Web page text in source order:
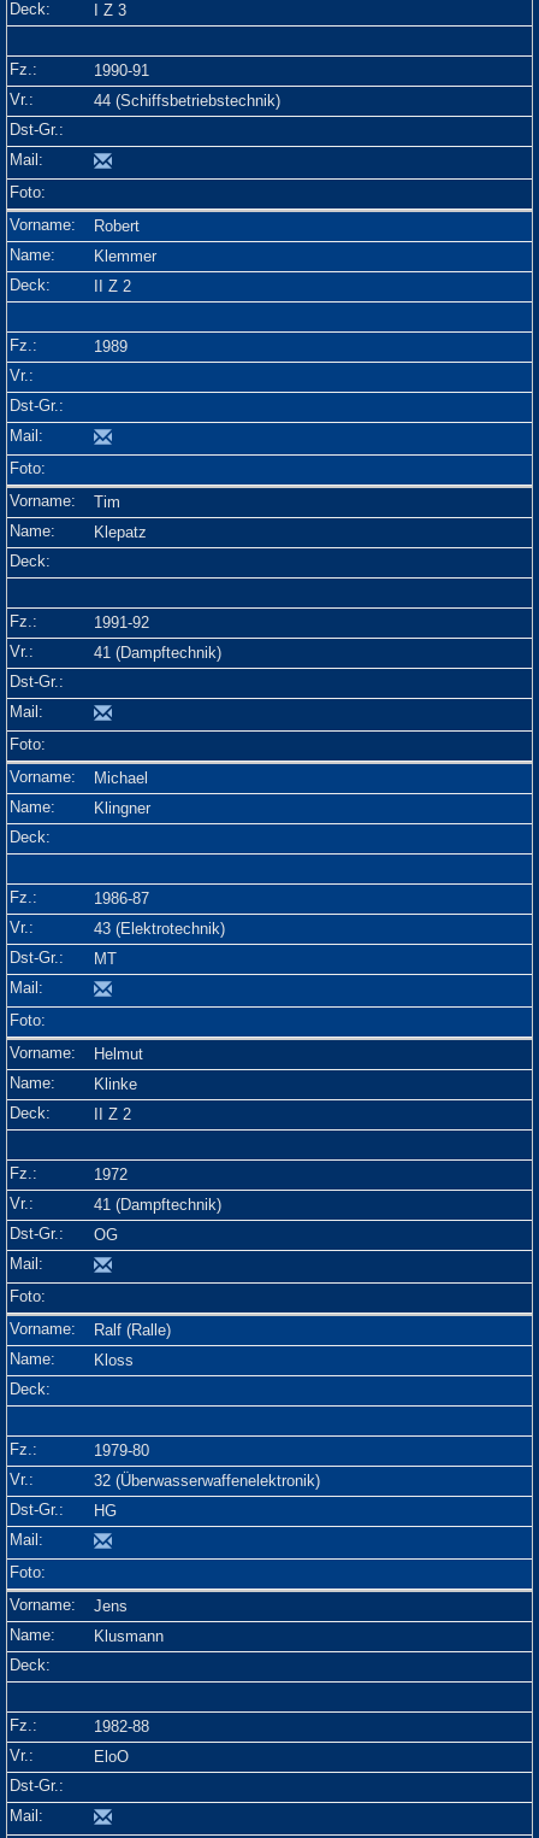
I Z 3
1990-91
44 (Schiffsbetriebstechnik)
Robert
Klemmer
II Z 2
1989
Tim
Klepatz
1991-92
41 (Dampftechnik)
Michael
Klingner
1986-87
43 (Elektrotechnik)
MT
Helmut
Klinke
II Z 2
1972
41 (Dampftechnik)
OG
Ralf (Ralle)
Kloss
1979-80
32 (Überwasserwaffenelektronik)
HG
Jens
Klusmann
1982-88
EloO